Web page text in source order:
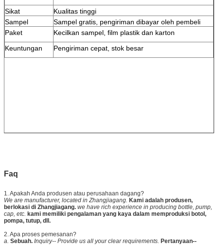
Sikat
Kualitas tinggi
Sampel
Sampel gratis, pengiriman dibayar oleh pembeli
Paket
Kecilkan sampel, film plastik dan karton
Keuntungan
Pengiriman cepat, stok besar
Faq
1. Apakah Anda produsen atau perusahaan dagang?
We are manufacturer, located in Zhangjiagang. Kami adalah produsen,
berlokasi di Zhangjiagang. we have rich experience in producing bottle, pump,
cap, etc. kami memiliki pengalaman yang kaya dalam memproduksi botol,
pompa, tutup, dll.
2. Apa proses pemesanan?
a. Sebuah. Inquiry-- Provide us all your clear requirements. Pertanyaan--